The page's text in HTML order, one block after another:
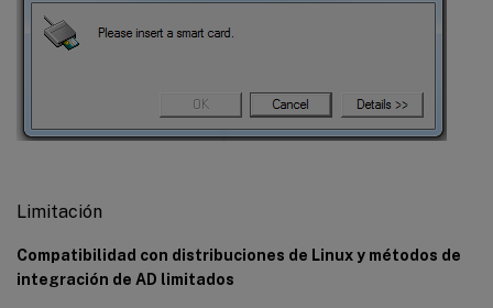
Limitación
Compatibilidad con distribuciones de Linux y métodos de
integración de AD limitados